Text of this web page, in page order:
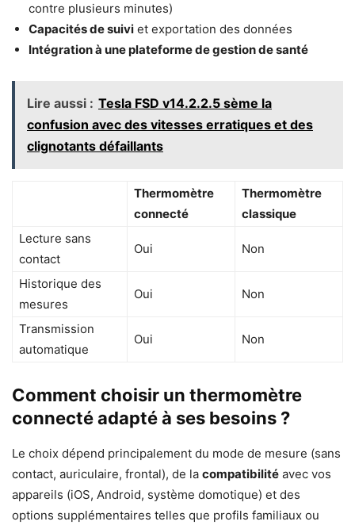
contre plusieurs minutes)
Capacités de suivi et exportation des données
Intégration à une plateforme de gestion de santé
Lire aussi : Tesla FSD v14.2.2.5 sème la
confusion avec des vitesses erratiques et des
clignotants défaillants
Thermomètre
connecté
Thermomètre
classique
Lecture sans
contact
Oui Non
Historique des
mesures
Oui Non
Transmission
automatique
Oui Non
Comment choisir un thermomètre
connecté adapté à ses besoins ?
Le choix dépend principalement du mode de mesure (sans
contact, auriculaire, frontal), de la compatibilité avec vos
appareils (iOS, Android, système domotique) et des
options supplémentaires telles que profils familiaux ou